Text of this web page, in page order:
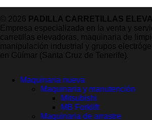
© 2026 PADILLA CARRETILLAS
Empresa especializada en la venta y
carretillas elevadoras, maquinaria de
manipulación industrial y grupos
en Güímar (Santa Cruz de Tenerife).
Maquinaria nueva
Maquinaria y manutención
Mitsubishi
MB Forklift
Maquinaria de arrastre